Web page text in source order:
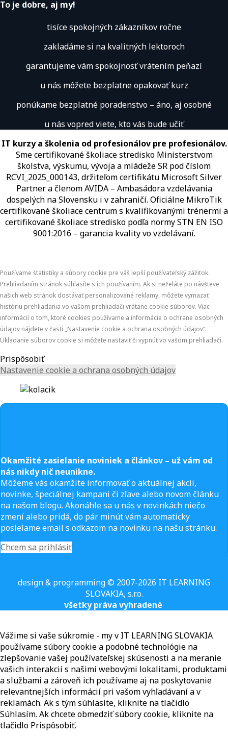
To je dobre, aj my!
tisíce spokojných zákazníkov ročne
zakladáme si na kvalitných lektoroch
garantujeme vám spokojnosť vrátením peňazí
u nás môžete bezplatne opakovať kurz
ponúkame bezplatné poradenstvo – áno, aj osobné
u nás vopred viete, kto vás bude učiť
IT kurzy a školenia od profesionálov pre profesionálov.
Sme certifikované školiace stredisko Ministerstvom
školstva, výskumu, vývoja a mládeže SR pod číslom
RCVI_2025_000143, držiteľom certifikátu Microsoft Silver
Partner a členom AVIDA – Ambasádora vzdelávania
dospelých na Slovensku i v zahraničí.​​​​​​​​​​​​​​​​ Oficiálne MikroTik
certifikované školiace centrum s kvalifikovanými trénermi ​​​​​​​​​​a
certifikované školiace stredisko podľa normy STN EN ISO
9001:2016 – garancia kvality vo vzdelávaní.
Používame štatistiky a súbory cookie pre váš lepší používateľský zážitok.
Prehliadaním stránok súhlasíte s ich používaním. Ak si neželáte po návšteve
našich web stránok dostávať personalizované reklamy, môžete vymazať
históriu prehliadania vo vašom prehliadači vrátane cookie súborov. Viac
informácií o tom, ktoré cookies používame a informácie o ochrane osobných
údajov nájdete v časti „Nastavenie cookie a ochrana osobných údajov“.
Ukladanie súborov cookie si môžete nastaviť či vypnúť vo vašom prehliadači.
Prispôsobiť
Nastavenie cookie a ochrana osobných údajov
Okamžité zasielanie noviniek a článkov – už vám od
nás nikdy nič neunikne.
Môžeme vás okamžite informovať o aktuálnej akcii,
novinke, špeciálnej kampani či zľave alebo novom článku
na našom blogu. Akonáhle sa u nás v novinkách niečo
zmení alebo pridá, do pár minút vám automaticky
posielame email s odkazom na novinku na našu stránku.
Chcem sa prihlásiť
design & programming © 2007-2026 IT LEARNING
SLOVAKIA, s.r.o.
všetky práva vyhradené
Vážime si vaše súkromie - my v IT LEARNING SLOVAKIA
používame súbory cookie a podobné technológie na
zlepšovanie vašej používateľskej skúsenosti a na meranie
vašich interakcií s našimi webovými lokalitami, produktami
a službami a zároveň ich používame aj na poskytovanie
relevantnejších informácií pri vašom vyhľadávaní a v
reklamách. Ak s tým súhlasíte, kliknite na tlačidlo
Súhlasím. Ak chcete obmedziť súbory cookie, kliknite na
tlačidlo Prispôsobiť.